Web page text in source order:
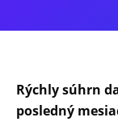
Rýchly súhrn
posledný